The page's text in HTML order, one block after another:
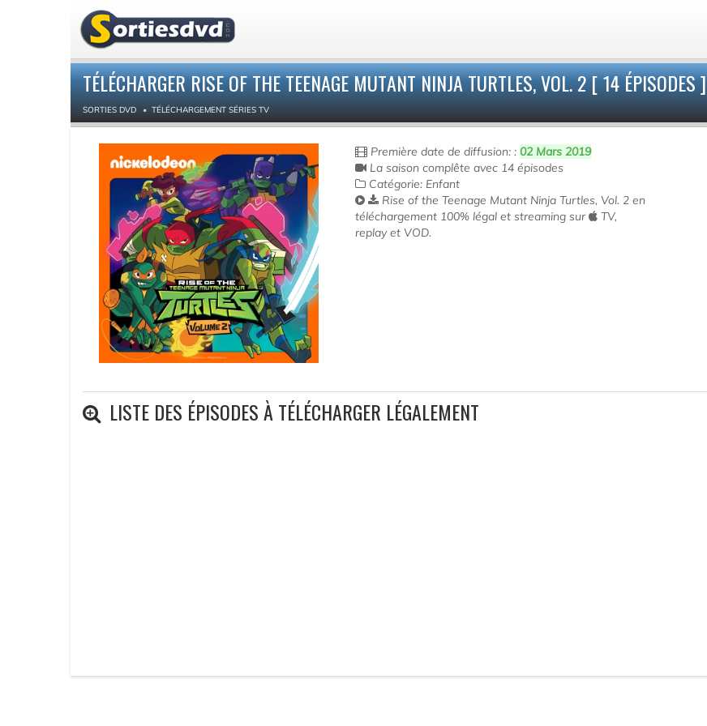
TÉLÉCHARGER RISE OF THE TEENAGE MUTANT NINJA TURTLES, VOL. 2 [ 14 ÉPISODES ]
SORTIES DVD TÉLÉCHARGEMENT SÉRIES TV
Première date de diffusion: :02 Mars 2019
La saison complête avec 14 épisodes
Catégorie: Enfant
Rise of the Teenage Mutant Ninja Turtles, Vol. 2 en
téléchargement 100% légal et streaming sur
TV,
replay et VOD.
LISTE DES ÉPISODES À TÉLÉCHARGER LÉGALEMENT